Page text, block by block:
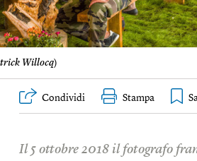
Willocq)
Condividi Stampa
Il 5 ottobre 2018 il fotografo